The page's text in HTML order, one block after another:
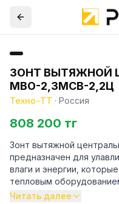
ЗОНТ ВЫТЯЖНОЙ
МВО-2,3МСВ-2,2Ц
Техно-ТТ · Россия
808 200 тг
Зонт вытяжной
предназначен для
влаги и энергии,
тепловым
Читать далее